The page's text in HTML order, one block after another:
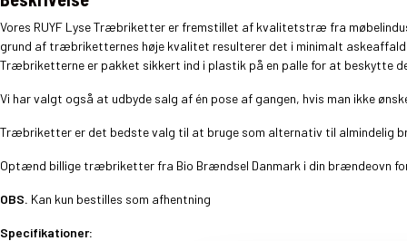
Vores RUYF Lyse Træbriketter er fremstillet af kvalitetstræ fra
grund af træbriketternes høje kvalitet resulterer det i minimalt
Træbriketterne er pakket sikkert ind i plastik på en palle for at beskytte
Vi har valgt også at udbyde salg af én pose af gangen, hvis man ikke
Træbriketter er det bedste valg til at bruge som alternativ til almindelig
Optænd billige træbriketter fra Bio Brændsel Danmark i din brændeovn
OBS. Kan kun bestilles som afhentning
Specifikationer: